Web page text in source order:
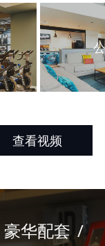
查看视频
豪华配套 /